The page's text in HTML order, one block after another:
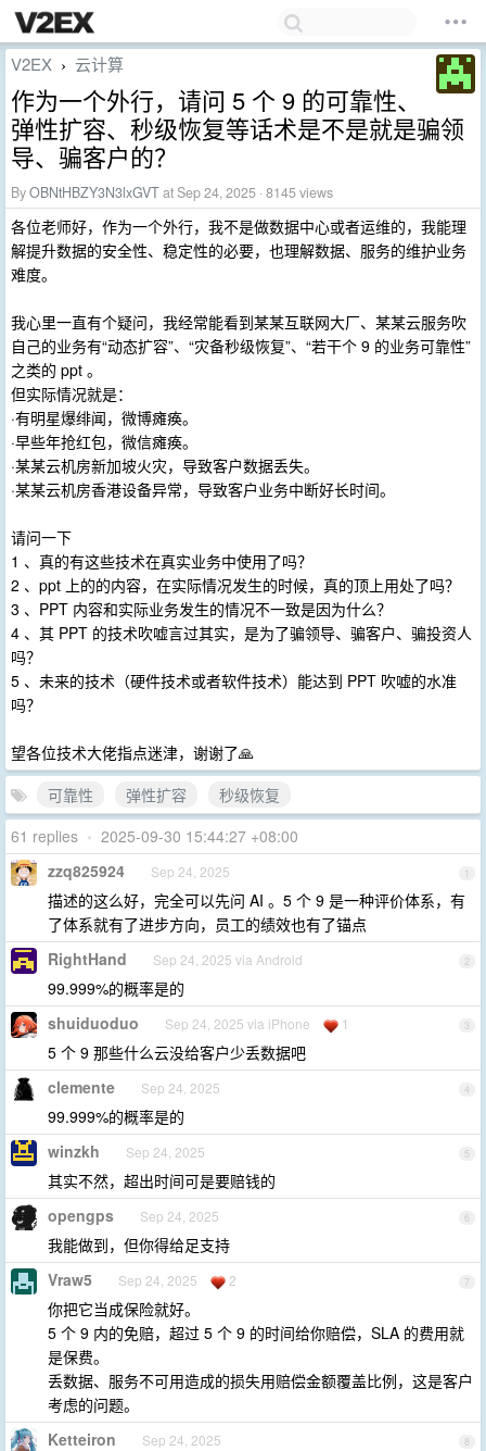
V2EX › 云计算
作为一个外行，请问 5 个 9 的可靠性、
弹性扩容、秒级恢复等话术是不是就是骗领
导、骗客户的？
ByOBNtHBZY3N3lxGVTat Sep 24, 2025 · 8145 views
各位老师好，作为一个外行，我不是做数据中心或者运维的，我能理
解提升数据的安全性、稳定性的必要，也理解数据、服务的维护业务
难度。
我心里一直有个疑问，我经常能看到某某互联网大厂、某某云服务吹
自己的业务有“动态扩容”、“灾备秒级恢复”、“若干个 9 的业务可靠性”
之类的 ppt 。
但实际情况就是：
·有明星爆绯闻，微博瘫痪。
·早些年抢红包，微信瘫痪。
·某某云机房新加坡火灾，导致客户数据丢失。
·某某云机房香港设备异常，导致客户业务中断好长时间。
请问一下
1 、真的有这些技术在真实业务中使用了吗？
2 、ppt 上的的内容，在实际情况发生的时候，真的顶上用处了吗？
3 、PPT 内容和实际业务发生的情况不一致是因为什么？
4 、其 PPT 的技术吹嘘言过其实，是为了骗领导、骗客户、骗投资人
吗？
5 、未来的技术（硬件技术或者软件技术）能达到 PPT 吹嘘的水准
吗？
望各位技术大佬指点迷津，谢谢了🙏
可靠性
弹性扩容
秒级恢复
61 replies • 2025-09-30 15:44:27 +08:00
1
zzq825924 Sep 24, 2025
描述的这么好，完全可以先问 AI 。5 个 9 是一种评价体系，有
了体系就有了进步方向，员工的绩效也有了锚点
2
RightHand Sep 24, 2025 via Android
99.999%的概率是的
3
shuiduoduo Sep 24, 2025 via iPhone 1
5 个 9 那些什么云没给客户少丢数据吧
4
clemente Sep 24, 2025
99.999%的概率是的
5
winzkh Sep 24, 2025
其实不然，超出时间可是要赔钱的
6
opengps Sep 24, 2025
我能做到，但你得给足支持
7
Vraw5 Sep 24, 2025 2
你把它当成保险就好。
5 个 9 内的免赔，超过 5 个 9 的时间给你赔偿，SLA 的费用就
是保费。
丢数据、服务不可用造成的损失用赔偿金额覆盖比例，这是客户
考虑的问题。
8
Ketteiron Sep 24, 2025